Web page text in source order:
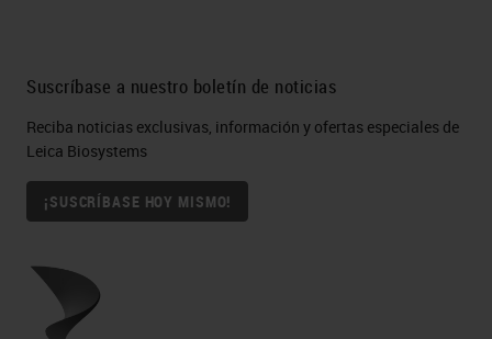
Suscríbase a nuestro boletín de noticias
Reciba noticias exclusivas, información y ofertas especiales de
Leica Biosystems
¡SUSCRÍBASE HOY MISMO!